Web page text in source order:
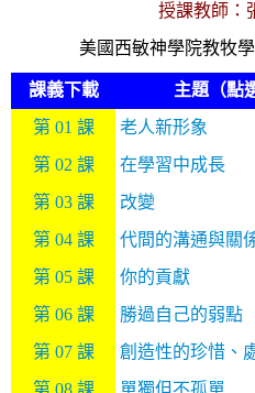
授課教師：
美國西敏神學院教牧
課義下載 主題（點
第 01 課 老人新形象
第 02 課 在學習中成長
第 03課 改變
第 04課 代間的溝通與關
第 05課 你的貢獻
第 06課 勝過自己的弱點
第 07課 創造性的珍惜、
第 08課 單獨但不孤單